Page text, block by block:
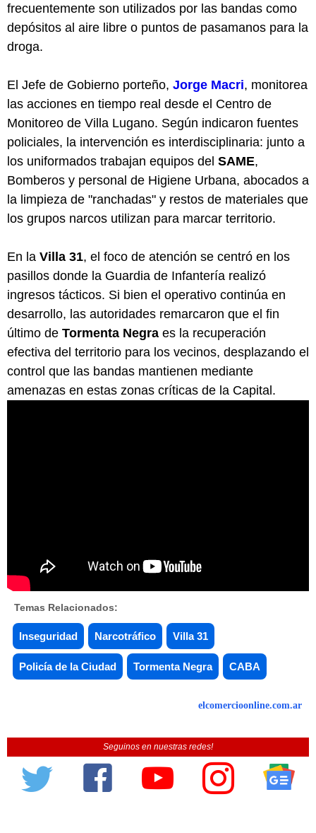
frecuentemente son utilizados por las bandas como
depósitos al aire libre o puntos de pasamanos para la
droga.
El Jefe de Gobierno porteño, Jorge Macri, monitorea
las acciones en tiempo real desde el Centro de
Monitoreo de Villa Lugano. Según indicaron fuentes
policiales, la intervención es interdisciplinaria: junto a
los uniformados trabajan equipos del SAME,
Bomberos y personal de Higiene Urbana, abocados a
la limpieza de "ranchadas" y restos de materiales que
los grupos narcos utilizan para marcar territorio.
En la Villa 31, el foco de atención se centró en los
pasillos donde la Guardia de Infantería realizó
ingresos tácticos. Si bien el operativo continúa en
desarrollo, las autoridades remarcaron que el fin
último de Tormenta Negra es la recuperación
efectiva del territorio para los vecinos, desplazando el
control que las bandas mantienen mediante
amenazas en estas zonas críticas de la Capital.
Temas Relacionados:
Inseguridad Narcotráfico Villa 31
Policía de la Ciudad Tormenta Negra CABA
elcomercioonline.com.ar
Seguinos en nuestras redes!